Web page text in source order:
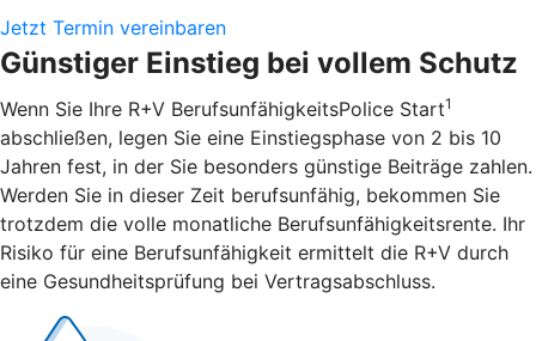
Jetzt Termin vereinbaren
Günstiger Einstieg bei vollem Schutz
Wenn Sie Ihre R+V BerufsunfähigkeitsPolice Start1
abschließen, legen Sie eine Einstiegsphase von 2 bis 10
Jahren fest, in der Sie besonders günstige Beiträge zahlen.
Werden Sie in dieser Zeit berufsunfähig, bekommen Sie
trotzdem die volle monatliche Berufsunfähigkeitsrente. Ihr
Risiko für eine Berufsunfähigkeit ermittelt die R+V durch
eine Gesundheitsprüfung bei Vertragsabschluss.